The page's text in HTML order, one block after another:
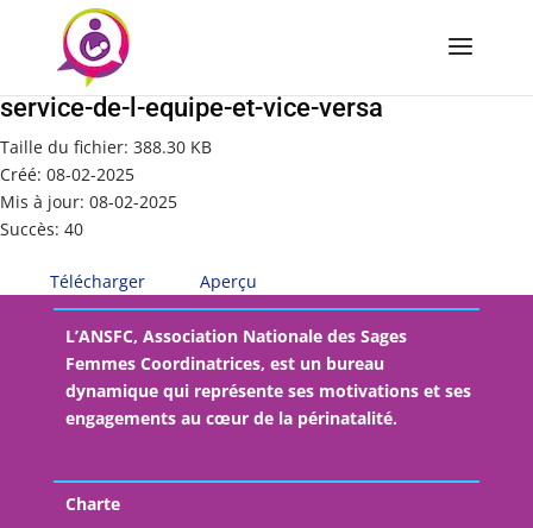
Depassement-de-soi-et-performance-au-
service-de-l-equipe-et-vice-versa
Taille du fichier: 388.30 KB
Créé: 08-02-2025
Mis à jour: 08-02-2025
Succès: 40
Télécharger Aperçu
L’ANSFC, Association Nationale des Sages
Femmes Coordinatrices, est un bureau
dynamique qui représente ses motivations et ses
engagements au cœur de la périnatalité.
Charte